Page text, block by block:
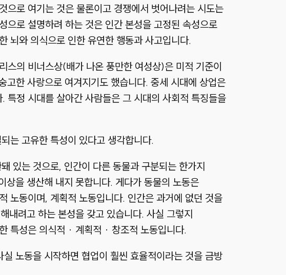
으로 여기는 것은 물론이고 경쟁에서 벗어나려는 시도는
으로 설명하려 하는 것은 인간 본성을 고정된 속성으로
뇌와 의식으로 인한 유연한 행동과 사고입니다.
스의 비너스상(배가 나온 풍만한 여성상)은 미적 기준이
고한 사랑으로 여겨지기도 했습니다. 중세 시대에 상업은
특정 시대를 살아간 사람들은 그 시대의 사회적 특징들을
는 고유한 특성이 있다고 생각합니다.
있는 것으로, 인간이 다른 동물과 구분되는 한가지
을 생산해 내지 못합니다. 게다가 동물의 노동은
노동이며, 계획적 노동입니다. 인간은 과거에 없던 것을
내려고 하는 본성을 갖고 있습니다. 사실 그렇지
특성은 의식적 · 계획적 · 창조적 노동입니다.
노동을 시작하면 협업이 훨씬 효율적이라는 것을 금방